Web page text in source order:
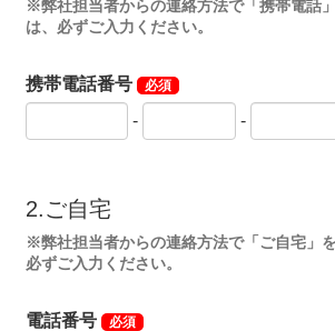
※弊社担当者からの連絡方法で「携帯電話
は、必ずご入力ください。
携帯電話番号 必須
- -
2.ご自宅
※弊社担当者からの連絡方法で「ご自宅」
必ずご入力ください。
電話番号 必須